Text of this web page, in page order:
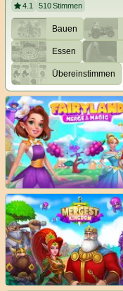
4.1 510Stimmen
Bauen
Essen
Übereinstimmen